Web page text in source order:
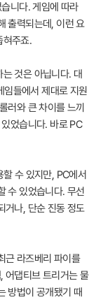
니다. 게임에 따라
출력되는데, 이런 요
혀주죠.
것은 아닙니다. 대
들에서 제대로 지원
러와 큰 차이를 느끼
었습니다. 바로 PC
수 있지만, PC에서
수 있었습니다. 무선
거나, 단순 진동 정도
근 라즈베리 파이를
어댑티브 트리거는 물
방법이 공개됐기 때